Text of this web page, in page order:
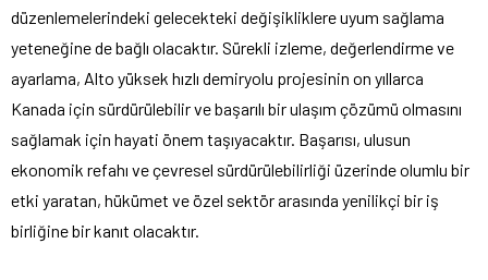
düzenlemelerindeki gelecekteki değişikliklere uyum sağlama
yeteneğine de bağlı olacaktır. Sürekli izleme, değerlendirme ve
ayarlama, Alto yüksek hızlı demiryolu projesinin on yıllarca
Kanada için sürdürülebilir ve başarılı bir ulaşım çözümü olmasını
sağlamak için hayati önem taşıyacaktır. Başarısı, ulusun
ekonomik refahı ve çevresel sürdürülebilirliği üzerinde olumlu bir
etki yaratan, hükümet ve özel sektör arasında yenilikçi bir iş
birliğine bir kanıt olacaktır.